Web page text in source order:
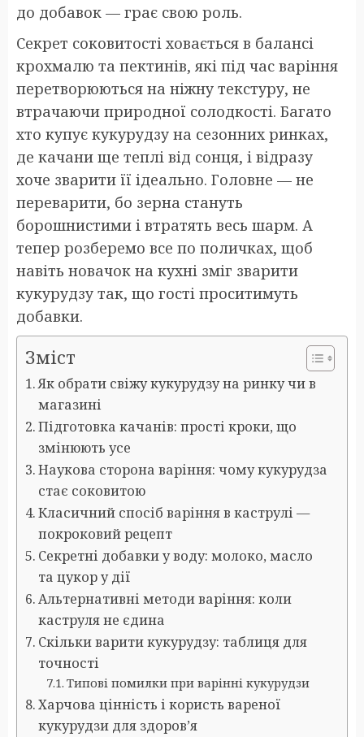
до добавок — грає свою роль.
Секрет соковитості ховається в балансі
крохмалю та пектинів, які під час варіння
перетворюються на ніжну текстуру, не
втрачаючи природної солодкості. Багато
хто купує кукурудзу на сезонних ринках,
де качани ще теплі від сонця, і відразу
хоче зварити її ідеально. Головне — не
переварити, бо зерна стануть
борошнистими і втратять весь шарм. А
тепер розберемо все по поличках, щоб
навіть новачок на кухні зміг зварити
кукурудзу так, що гості проситимуть
добавки.
Зміст
Як обрати свіжу кукурудзу на ринку чи в
магазині
Підготовка качанів: прості кроки, що
змінюють усе
Наукова сторона варіння: чому кукурудза
стає соковитою
Класичний спосіб варіння в каструлі —
покроковий рецепт
Секретні добавки у воду: молоко, масло
та цукор у дії
Альтернативні методи варіння: коли
каструля не єдина
Скільки варити кукурудзу: таблиця для
точності
Типові помилки при варінні кукурудзи
Харчова цінність і користь вареної
кукурудзи для здоров’я